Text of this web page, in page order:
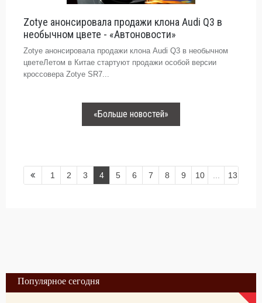
Zotye анонсировала продажи клона Audi Q3 в
необычном цвете - «Автоновости»
Zotye анонсировала продажи клона Audi Q3 в необычном
цветеЛетом в Китае стартуют продажи особой версии
кроссовера Zotye SR7...
«Больше новостей»
1 2 3 4 5 6 7 8 9 10 13
Популярное сегодня